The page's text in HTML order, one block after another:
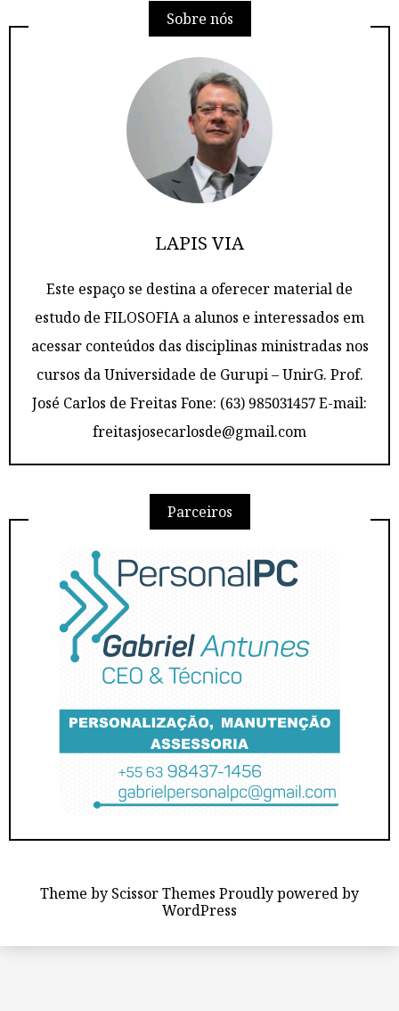
Sobre nós
LAPIS VIA
Este espaço se destina a oferecer material de
estudo de FILOSOFIA a alunos e interessados em
acessar conteúdos das disciplinas ministradas nos
cursos da Universidade de Gurupi – UnirG. Prof.
José Carlos de Freitas Fone: (63) 985031457 E-mail:
freitasjosecarlosde@gmail.com
Parceiros
Theme by Scissor Themes Proudly powered by
WordPress